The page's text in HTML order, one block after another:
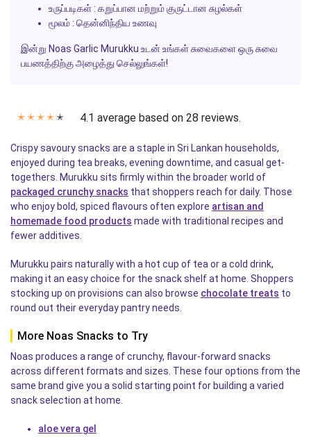
உருப்படிகள் : கறுப்பான மற்றும் குருட்டான சுழல்கள்
மூலம் : தென்னிந்திய உணவு
இன்று Noas Garlic Murukku உடன் உங்கள் சுவைகளை ஒரு சுவை
பயணத்திற்கு அழைத்து செல்லுங்கள்!
✭ ✭ ✭ ✭ ✭ 4.1 average based on 28 reviews.
Crispy savoury snacks are a staple in Sri Lankan households,
enjoyed during tea breaks, evening downtime, and casual get-
togethers. Murukku sits firmly within the broader world of
packaged crunchy snacks that shoppers reach for daily. Those
who enjoy bold, spiced flavours often explore artisan and
homemade food products made with traditional recipes and
fewer additives.
Murukku pairs naturally with a hot cup of tea or a cold drink,
making it an easy choice for the snack shelf at home. Shoppers
stocking up on provisions can also browse chocolate treats to
round out their everyday pantry needs.
More Noas Snacks to Try
Noas produces a range of crunchy, flavour-forward snacks
across different formats and sizes. These four options from the
same brand give you a solid starting point for building a varied
snack selection at home.
aloe vera gel